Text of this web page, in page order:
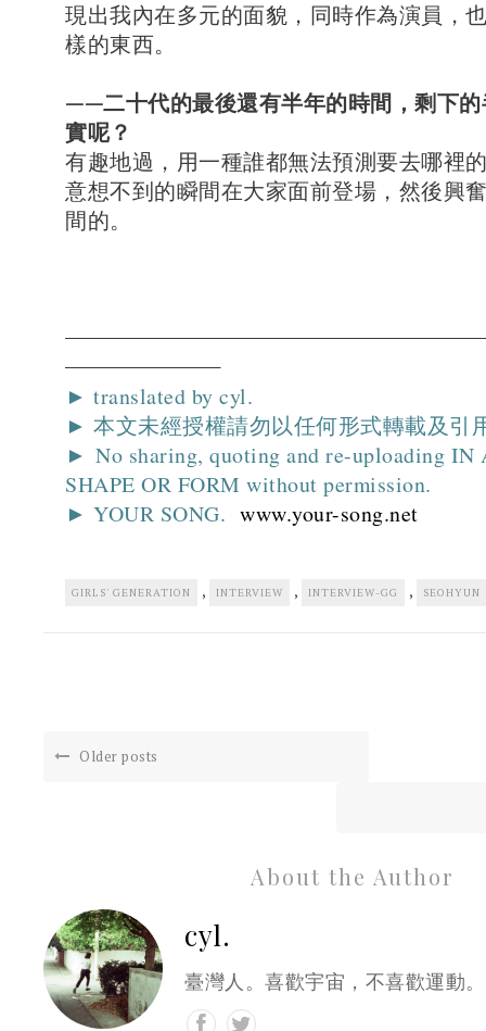
現出我內在多元的面貌，同時作為演員，
樣的東西。
——二十代的最後還有半年的時間，剩下
實呢？
有趣地過，用一種誰都無法預測要去哪裡
意想不到的瞬間在大家面前登場，然後興
間的。
► translated by cyl.
► 本文未經授權請勿以任何形式轉載及引
► No sharing, quoting and re-uploading IN
SHAPE OR FORM without permission.
► YOUR SONG. www.your-song.net
GIRLS' GENERATION , INTERVIEW , INTERVIEW-GG , SEOHYUN
Older posts
About the Author
cyl.
臺灣人。喜歡宇宙，不喜歡運動